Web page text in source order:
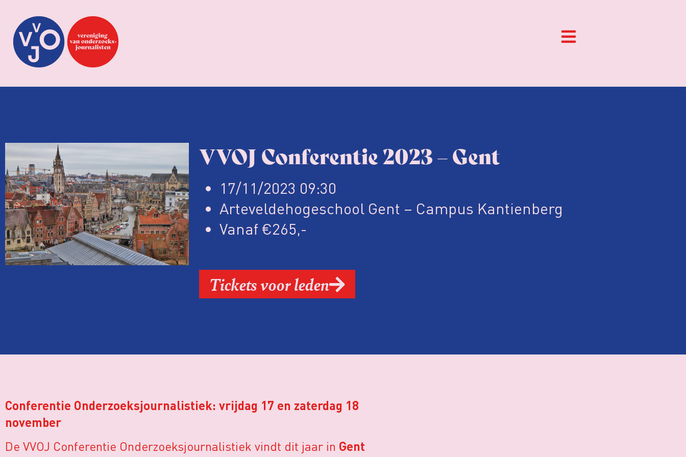
VVOJ Conferentie 2023 – Gent
17/11/2023 09:30
Arteveldehogeschool Gent – Campus Kantienberg
Vanaf €265,-
Tickets voor leden
Conferentie Onderzoeksjournalistiek: vrijdag 17 en zaterdag 18
november
De VVOJ Conferentie Onderzoeksjournalistiek vindt dit jaar in Gent